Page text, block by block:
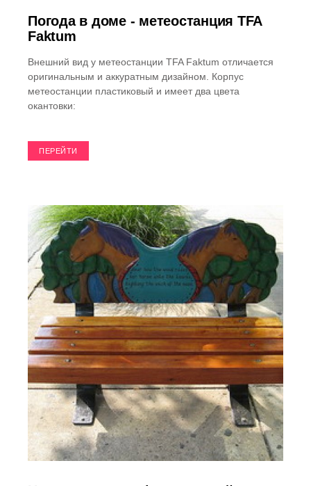
Погода в доме - метеостанция TFA
Faktum
Внешний вид у метеостанции TFA Faktum отличается
оригинальным и аккуратным дизайном. Корпус
метеостанции пластиковый и имеет два цвета
окантовки:
ПЕРЕЙТИ